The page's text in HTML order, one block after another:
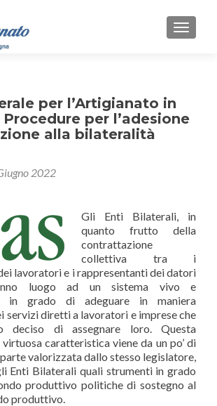
per l’Artigianato in
per l’adesione
alla bilateralità
2022
Gli Enti Bilaterali, in
quanto frutto della
contrattazione
collettiva tra i
lavoratori e i rappresentanti dei datori
luogo ad un sistema vivo e
in grado di adeguare in maniera
servizi diretti a lavoratori e imprese che
deciso di assegnare loro. Questa
caratteristica viene da un po’ di
valorizzata dallo stesso legislatore,
Enti Bilaterali quali strumenti in grado
produttivo politiche di sostegno al
produttivo.